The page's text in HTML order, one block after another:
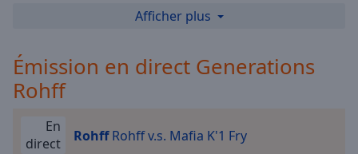
opens
subtitles
dialog
subtitles
Générations Hype
Générations Booba
Générations Reggaeton
Générations Slow jam
Afficher plus
Émission en direct Generations
Rohff
En
direct
RohffRohff v.s. Mafia K'1 Fry